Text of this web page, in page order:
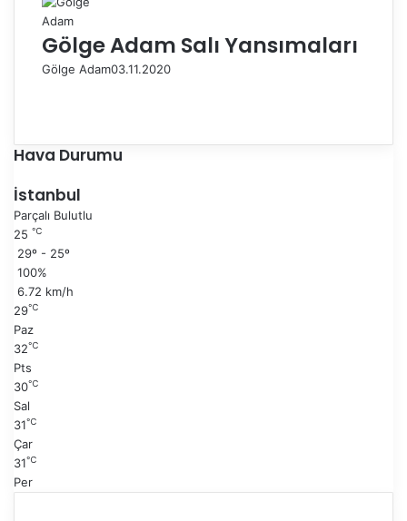
Gölge Adam Salı Yansımaları
Gölge Adam03.11.2020
e
k
s
a
a
n
k
i
y
Hava Durumu
İstanbul
Parçalı Bulutlu
25 ℃
29º - 25º
100%
6.72 km/h
29℃
Paz
32℃
Pts
30℃
Sal
31℃
Çar
31℃
Per